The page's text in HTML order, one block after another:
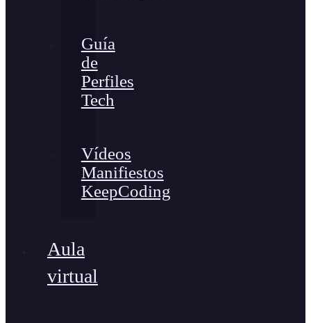
Guía
de
Perfiles
Tech
Vídeos
Manifiestos
KeepCoding
Aula
virtual